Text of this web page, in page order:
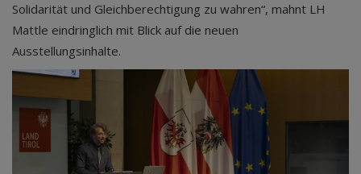
Solidarität und Gleichberechtigung zu wahren“, mahnt LH
Mattle eindringlich mit Blick auf die neuen
Ausstellungsinhalte.